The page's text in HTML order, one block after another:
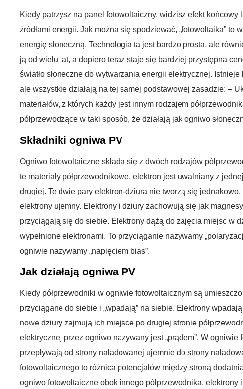
Kiedy patrzysz na panel fotowoltaiczny, widzisz efekt końcowy
źródłami energii. Jak można się spodziewać, „fotowoltaika” to
energię słoneczną. Technologia ta jest bardzo prosta, ale
ją od wielu lat, a dopiero teraz staje się bardziej przystępna
światło słoneczne do wytwarzania energii elektrycznej.
ale wszystkie działają na tej samej podstawowej zasadzie: –
materiałów, z których każdy jest innym rodzajem
półprzewodzące w taki sposób, że działają jak ogniwo
Składniki ogniwa PV
Ogniwo fotowoltaiczne składa się z dwóch rodzajów
te materiały półprzewodnikowe, elektron jest uwalniany z
drugiej. Te dwie pary elektron-dziura nie tworzą się jednakowo.
elektrony ujemny. Elektrony i dziury zachowują się jak
przyciągają się do siebie. Elektrony dążą do zajęcia miejsc w
wypełnione elektronami. To przyciąganie nazywamy
ogniwie nazywamy „napięciem bias”.
Jak działają ogniwa PV
Kiedy półprzewodniki w ogniwie fotowoltaicznym są
przyciągane do siebie i „wpadają” na siebie. Elektrony
nowe dziury zajmują ich miejsce po drugiej stronie
elektrycznej przez ogniwo nazywany jest „prądem”. W ogniwie
przepływają od strony naładowanej ujemnie do strony
fotowoltaicznego to różnica potencjałów między stroną
ogniwo fotowoltaiczne obok innego półprzewodnika, elektrony